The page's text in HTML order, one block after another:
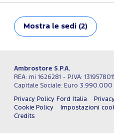
Mostra le sedi (2)
Ambrostore S.P.A.
REA: mi 1626281 - P.IVA:
Capitale Sociale: Euro 3.990.000
Privacy Policy Ford Italia
Cookie Policy
Impostazioni
Credits